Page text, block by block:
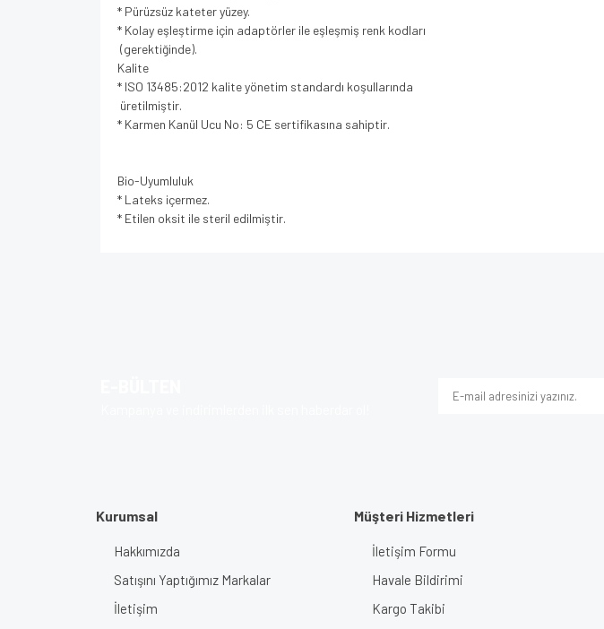
* Pürüzsüz kateter yüzey.
* Kolay eşleştirme için adaptörler ile eşleşmiş renk kodları
(gerektiğinde).
Kalite
* ISO 13485:2012 kalite yönetim standardı koşullarında
üretilmiştir.
* Karmen Kanül Ucu No: 5 CE sertifikasına sahiptir.
Bio-Uyumluluk
* Lateks içermez.
* Etilen oksit ile steril edilmiştir.
Kurumsal
Hakkımızda
Satışını Yaptığımız Markalar
İletişim
Müşteri Hizmetleri
İletişim Formu
Havale Bildirimi
Kargo Takibi